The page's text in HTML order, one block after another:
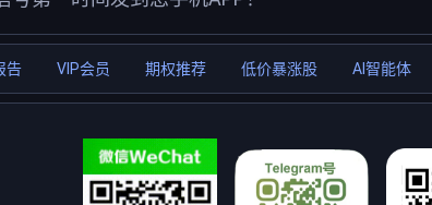
告 VIP会员 期权推荐 低价暴涨股 AI智能体